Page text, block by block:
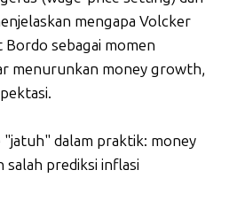
mengapa Volcker
sebagai momen
menurunkan money growth,
dalam praktik: money
salah prediksi inflasi